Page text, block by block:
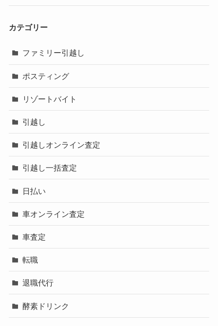
カテゴリー
ファミリー引越し
ポスティング
リゾートバイト
引越し
引越しオンライン査定
引越し一括査定
日払い
車オンライン査定
車査定
転職
退職代行
酵素ドリンク